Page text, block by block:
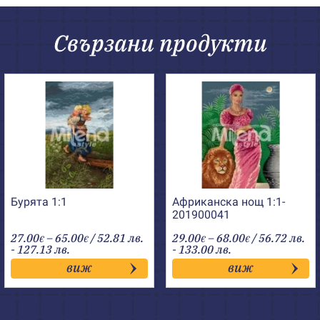
Свързани продукти
Бурята 1:1
27.00€ –65.00€Price
range:
27.00€
through
65.00€
/ 52.81 лв.
- 127.13 лв.
виж
Африканска нощ 1:1-
201900041
29.00€ –68.00€Price
range:
29.00€
through
68.00€
/ 56.72 лв.
- 133.00 лв.
виж